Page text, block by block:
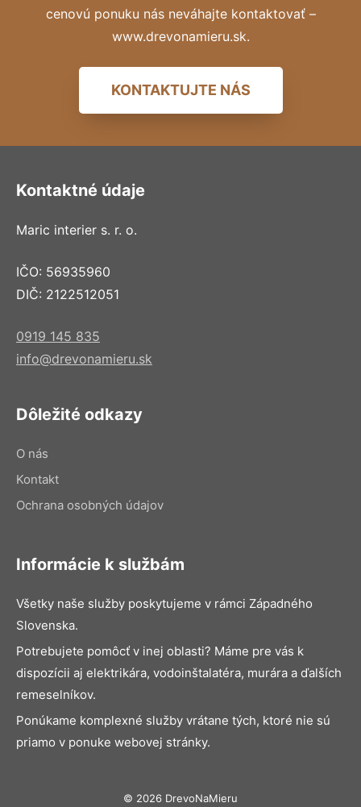
cenovú ponuku nás neváhajte kontaktovať –
www.drevonamieru.sk.
KONTAKTUJTE NÁS
Kontaktné údaje
Maric interier s. r. o.
IČO: 56935960
DIČ: 2122512051
0919 145 835
info@drevonamieru.sk
Dôležité odkazy
O nás
Kontakt
Ochrana osobných údajov
Informácie k službám
Všetky naše služby poskytujeme v rámci Západného
Slovenska.
Potrebujete pomôcť v inej oblasti? Máme pre vás k
dispozícii aj elektrikára, vodoinštalatéra, murára a ďalších
remeselníkov.
Ponúkame komplexné služby vrátane tých, ktoré nie sú
priamo v ponuke webovej stránky.
© 2026 DrevoNaMieru